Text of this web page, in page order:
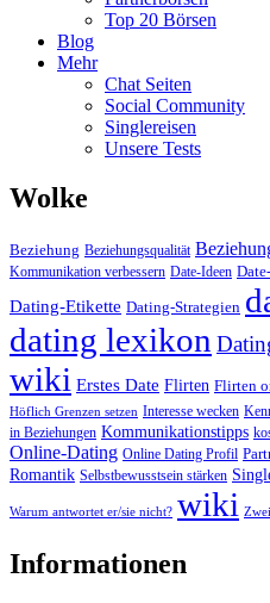
Top 20 Börsen
Blog
Mehr
Chat Seiten
Social Community
Singlereisen
Unsere Tests
Wolke
Beziehung Beziehungsqualität
Kommunikation verbessern Date-Ideen
Dating-Etikette Dating-Strategien
dating lexikon
wiki Erstes Date Flirten Flirten
Höflich Grenzen setzen Interesse wecken
in Beziehungen Kommunikationstipps
Online-Dating Online Dating Profil
Romantik Selbstbewusstsein stärken
Warum antwortet er/sie nicht? wiki
Informationen